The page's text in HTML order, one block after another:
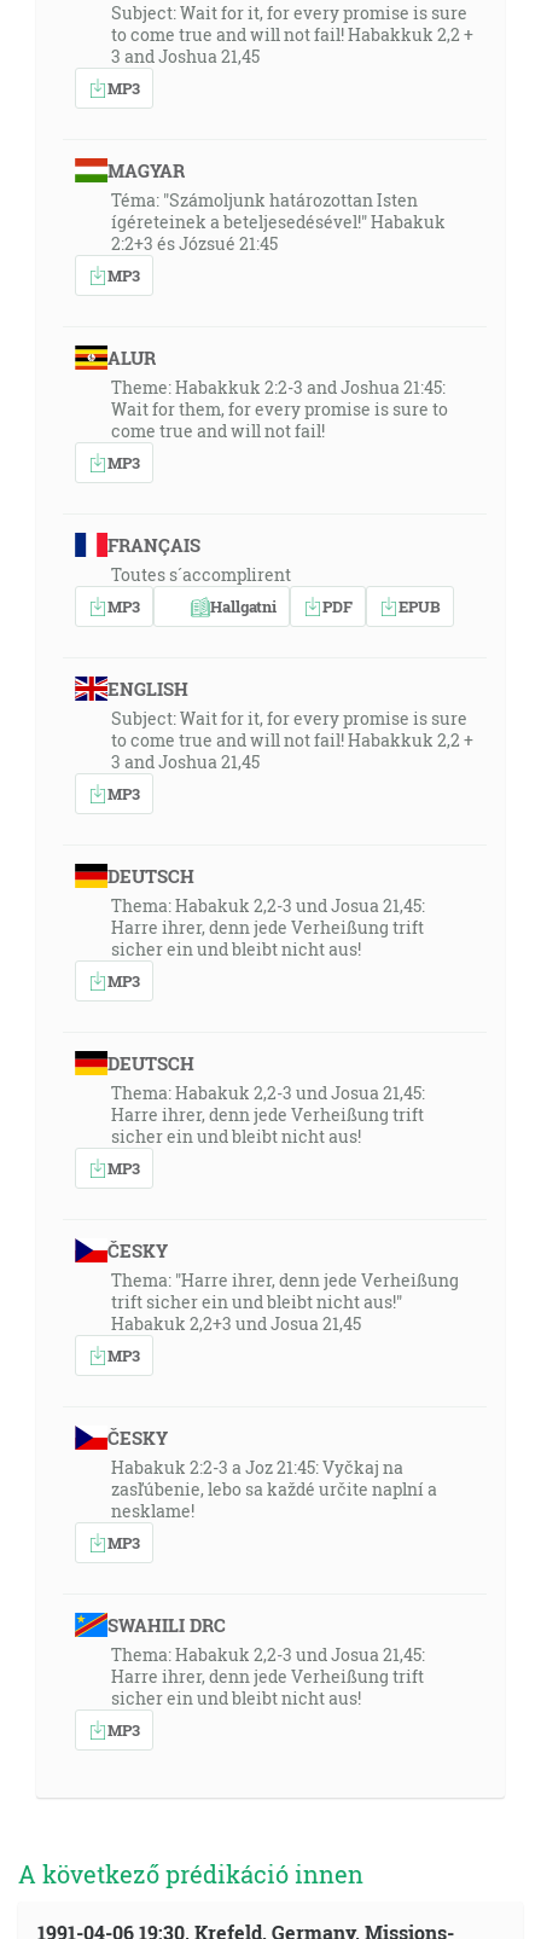
Subject: Wait for it, for every promise is sure
to come true and will not fail! Habakkuk 2,2 +
3 and Joshua 21,45
MP3
MAGYAR
Téma: "Számoljunk határozottan Isten
ígéreteinek a beteljesedésével!" Habakuk
2:2+3 és Józsué 21:45
MP3
ALUR
Theme: Habakkuk 2:2-3 and Joshua 21:45:
Wait for them, for every promise is sure to
come true and will not fail!
MP3
FRANÇAIS
Toutes s´accomplirent
MP3 Hallgatni PDF EPUB
ENGLISH
Subject: Wait for it, for every promise is sure
to come true and will not fail! Habakkuk 2,2 +
3 and Joshua 21,45
MP3
DEUTSCH
Thema: Habakuk 2,2-3 und Josua 21,45:
Harre ihrer, denn jede Verheißung trift
sicher ein und bleibt nicht aus!
MP3
DEUTSCH
Thema: Habakuk 2,2-3 und Josua 21,45:
Harre ihrer, denn jede Verheißung trift
sicher ein und bleibt nicht aus!
MP3
ČESKY
Thema: "Harre ihrer, denn jede Verheißung
trift sicher ein und bleibt nicht aus!"
Habakuk 2,2+3 und Josua 21,45
MP3
ČESKY
Habakuk 2:2-3 a Joz 21:45: Vyčkaj na
zasľúbenie, lebo sa každé určite naplní a
nesklame!
MP3
SWAHILI DRC
Thema: Habakuk 2,2-3 und Josua 21,45:
Harre ihrer, denn jede Verheißung trift
sicher ein und bleibt nicht aus!
MP3
A következő prédikáció innen
1991-04-06 19:30, Krefeld, Germany, Missions-